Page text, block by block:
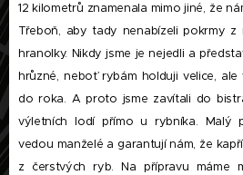
12 kilometrů znamenala mimo jiné, že
Třeboň, aby tady nenabízeli pokrmy
hranolky. Nikdy jsme je nejedli a
hrůzné, neboť rybám holduji velice,
do roka. A proto jsme zavítali do
výletních lodí přímo u rybníka. Malý
vedou manželé a garantují nám, že
z čerstvých ryb. Na přípravu máme